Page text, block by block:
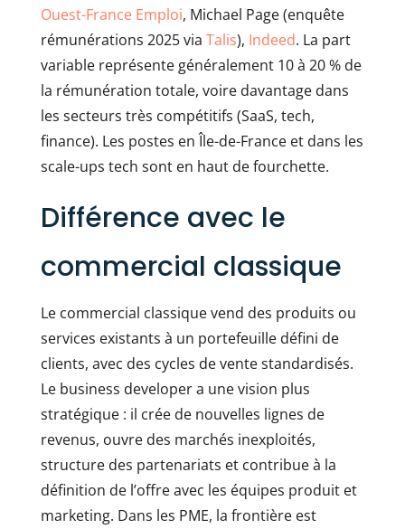
Ouest-France Emploi, Michael Page (enquête
rémunérations 2025 via Talis), Indeed. La part
variable représente généralement 10 à 20 % de
la rémunération totale, voire davantage dans
les secteurs très compétitifs (SaaS, tech,
finance). Les postes en Île-de-France et dans les
scale-ups tech sont en haut de fourchette.
Différence avec le
commercial classique
Le commercial classique vend des produits ou
services existants à un portefeuille défini de
clients, avec des cycles de vente standardisés.
Le business developer a une vision plus
stratégique : il crée de nouvelles lignes de
revenus, ouvre des marchés inexploités,
structure des partenariats et contribue à la
définition de l’offre avec les équipes produit et
marketing. Dans les PME, la frontière est